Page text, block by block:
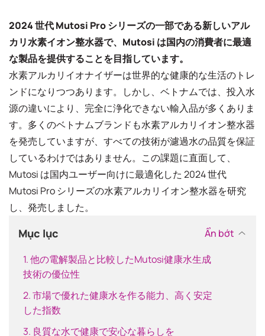
2024 世代 Mutosi Pro シリーズの一部である新しいアル
カリ水素イオン整水器で、Mutosi は国内の消費者に最適
な製品を提供することを目指しています。
水素アルカリイオナイザーは世界的な健康的な生活のトレ
ンドになりつつあります。しかし、ベトナムでは、投入水
源の違いにより、完全に浄化できない輸入品が多くありま
す。多くのベトナムブランドも水素アルカリイオン整水器
を発売していますが、すべての技術が濾過水の品質を保証
しているわけではありません。この課題に直面して、
Mutosi は国内ユーザー向けに最適化した 2024 世代
Mutosi Pro シリーズの水素アルカリイオン整水器を研究
し、発売しました。
Mục lục
Ẩn bớt
1. 他の電解製品と比較したMutosi健康水生成
技術の優位性
2. 市場で優れた健康水を作る能力、高く安定
した指数
3. 良質な水で健康で安心な暮らしを